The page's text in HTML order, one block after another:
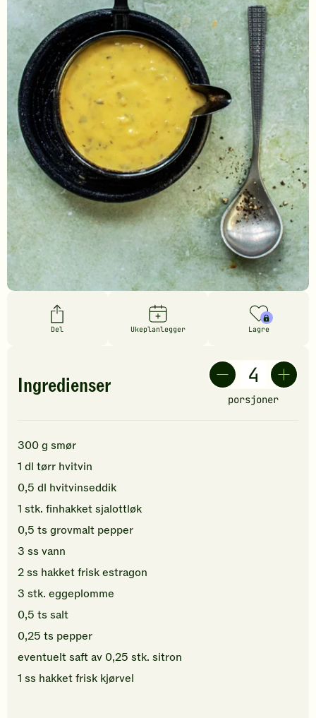
Del Ukeplanlegger Lagre
Ingredienser
porsjoner
300g smør
1 dl tørr hvitvin
0,5 dl hvitvinseddik
1 stk. finhakketsjalottløk
0,5 ts grovmalt pepper
3 ss vann
2ss hakketfrisk estragon
3 stk. eggeplomme
0,5 ts salt
0,25 ts pepper
eventuelt saft av 0,25 stk. sitron
1 ss hakketfrisk kjørvel